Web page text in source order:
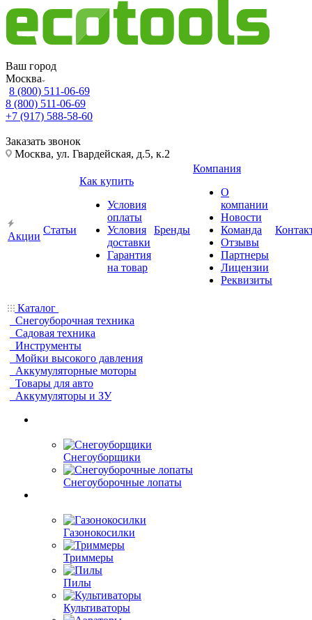
Ваш город
Москва
8 (800) 511-06-69
8 (800) 511-06-69
+7 (917) 588-58-60
Заказать звонок
Москва, ул. Гвардейская, д.5, к.2
Акции
Статьи
Как купить
Условия
оплаты
Условия
доставки
Гарантия
на товар
Бренды
Компания
О
компании
Новости
Команда
Отзывы
Партнеры
Лицензии
Реквизиты
Каталог
Снегоуборочная техника
Садовая техника
Инструменты
Мойки высокого давления
Аккумуляторные моторы
Товары для авто
Аккумуляторы и ЗУ
Снегоуборщики
Снегоуборочные лопаты
Газонокосилки
Триммеры
Пилы
Культиваторы